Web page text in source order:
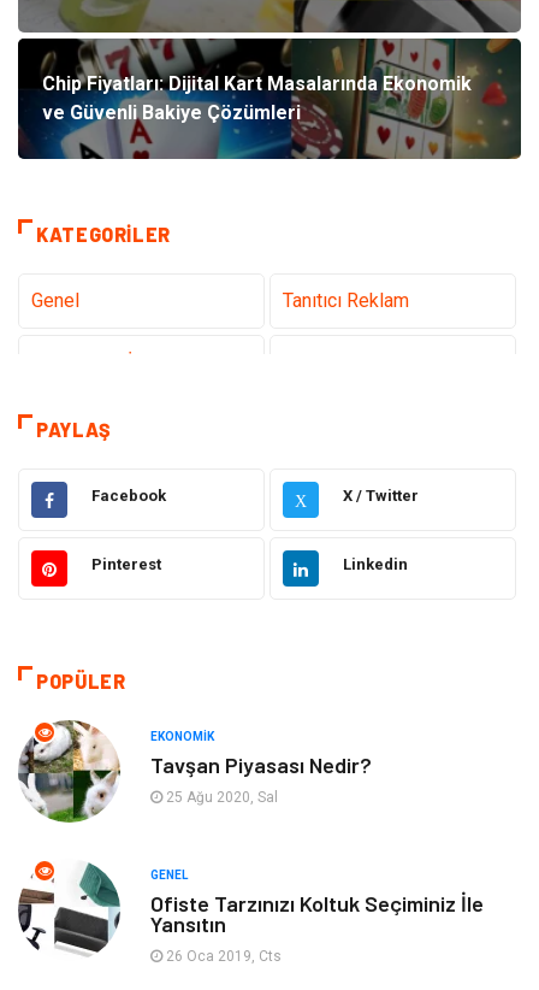
Chip Fiyatları: Dijital Kart Masalarında Ekonomik
ve Güvenli Bakiye Çözümleri
KATEGORILER
Genel Tanıtıcı Reklam
teknoloji
Hukuk Giyim
Elektronik Makine
Sağlıklı Yaşam
Otomotiv
Tatil
Yeme & İçme Spor
PAYLAŞ
Facebook X X / Twitter
Pinterest Linkedin
POPÜLER
EKONOMIK
Tavşan Piyasası Nedir?
25 Ağu 2020, Sal
GENEL
Ofiste Tarzınızı Koltuk Seçiminiz İle
Yansıtın
26 Oca 2019, Cts